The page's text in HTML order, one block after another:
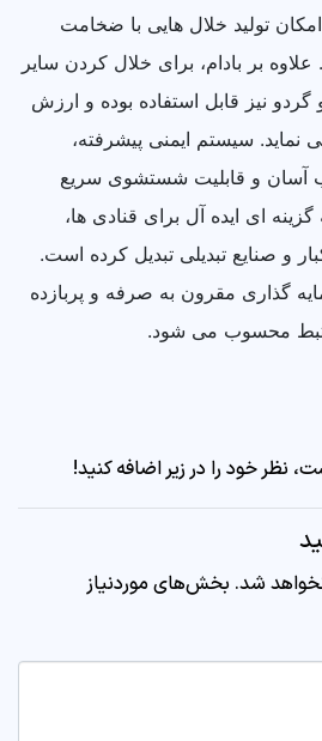
تولید خلال هایی با ضخامت
بر بادام، برای خلال کردن سایر
گردو نیز قابل استفاده بوده و ارزش
سیستم ایمنی پیشرفته،
آسان و قابلیت شستشوی سریع
ای ایده آل برای قنادی ها،
و صنایع تبدیلی تبدیل کرده است.
گذاری مقرون به صرفه و پربازده
محسوب می شود.
نظر خود را در زیر اضافه کنید!
شد. بخش‌های موردنیاز